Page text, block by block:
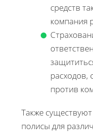
средств
компания
расходов,
против
Также
полисы для